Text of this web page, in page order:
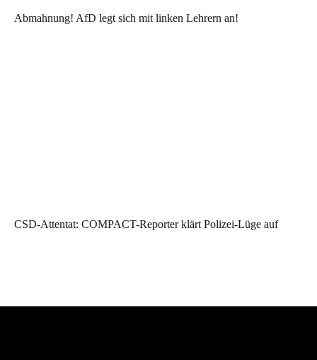
Abmahnung! AfD legt sich mit linken Lehrern an!
CSD-Attentat: COMPACT-Reporter klärt Polizei-Lüge auf